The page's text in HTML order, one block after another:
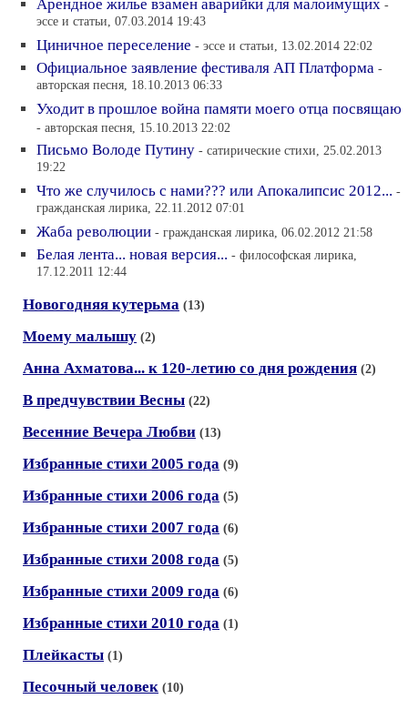
Арендное жилье взамен аварийки для малоимущих -
эссе и статьи, 07.03.2014 19:43
Циничное переселение - эссе и статьи, 13.02.2014 22:02
Официальное заявление фестиваля АП Платформа -
авторская песня, 18.10.2013 06:33
Уходит в прошлое война памяти моего отца посвящаю
- авторская песня, 15.10.2013 22:02
Письмо Володе Путину - сатирические стихи, 25.02.2013
19:22
Что же случилось с нами??? или Апокалипсис 2012... -
гражданская лирика, 22.11.2012 07:01
Жаба революции - гражданская лирика, 06.02.2012 21:58
Белая лента... новая версия... - философская лирика,
17.12.2011 12:44
Новогодняя кутерьма (13)
Моему малышу (2)
Анна Ахматова... к 120-летию со дня рождения (2)
В предчувствии Весны (22)
Весенние Вечера Любви (13)
Избранные стихи 2005 года (9)
Избранные стихи 2006 года (5)
Избранные стихи 2007 года (6)
Избранные стихи 2008 года (5)
Избранные стихи 2009 года (6)
Избранные стихи 2010 года (1)
Плейкасты (1)
Песочный человек (10)